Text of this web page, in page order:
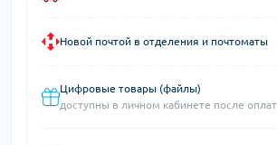
Новой почтой в отделения и почтоматы
Цифровые товары (файлы)
доступны в личном кабинете после